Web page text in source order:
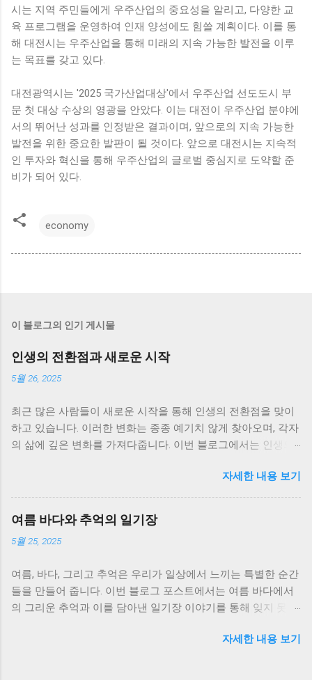
시는 지역 주민들에게 우주산업의 중요성을 알리고, 다양한 교
육 프로그램을 운영하여 인재 양성에도 힘쓸 계획이다. 이를 통
해 대전시는 우주산업을 통해 미래의 지속 가능한 발전을 이루
는 목표를 갖고 있다.
대전광역시는 '2025 국가산업대상'에서 우주산업 선도도시 부
문 첫 대상 수상의 영광을 안았다. 이는 대전이 우주산업 분야에
서의 뛰어난 성과를 인정받은 결과이며, 앞으로의 지속 가능한
발전을 위한 중요한 발판이 될 것이다. 앞으로 대전시는 지속적
인 투자와 혁신을 통해 우주산업의 글로벌 중심지로 도약할 준
비가 되어 있다.
economy
이 블로그의 인기 게시물
인생의 전환점과 새로운 시작
5월 26, 2025
최근 많은 사람들이 새로운 시작을 통해 인생의 전환점을 맞이
하고 있습니다. 이러한 변화는 종종 예기치 않게 찾아오며, 각자
의 삶에 깊은 변화를 가져다줍니다. 이번 블로그에서는 인생의
겠습니다. 인생의 전환점: 지혜의 발견 어느 날 문득 우리는 인
생의 전환점을 맞이하게 됩니다. 이런 전환점은 대개 우리의 가
치관이나 진로에 대해 깊은 성찰을 하게 만들며, 이를 통해 새로
운 지혜를 발견하게 됩니다. 예를 들어, 직장에서의 해고, 특별한
사람과의 만남, 또는 갑작스러운 건강 문제 등은 모두 우리에게
현재의 삶을 돌아보게 하고, 실패와 좌절을 통해 새롭게 시작해
야 한다는 깨달음을 제공합니다. 따라서 이러한 전환점에서 어
떻게 대처하느냐가 향후 우리의 삶에 중요한 영향을 미친다는
기의 다음 단계를 향해 나아가면서 스스로의 가능성을 믿는 것
자세한 내용 보기
여름 바다와 추억의 일기장
5월 25, 2025
여름, 바다, 그리고 추억은 우리가 일상에서 느끼는 특별한 순간
들을 만들어 줍니다. 이번 블로그 포스트에서는 여름 바다에서
의 그리운 추억과 이를 담아낸 일기장 이야기를 통해 잊지 못할
낸 시간들은 언제나 우리의 심금을 울리는 요소로 작용하지요.
자세한 내용 보기